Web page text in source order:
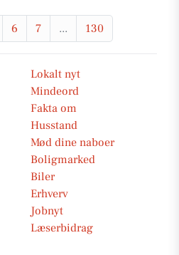
6 7 ... 130
Lokalt nyt
Mindeord
Fakta om
Husstand
Mød dine naboer
Boligmarked
Biler
Erhverv
Jobnyt
Læserbidrag